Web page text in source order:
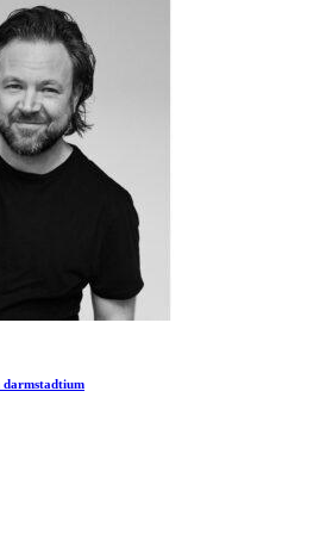
darmstadtium